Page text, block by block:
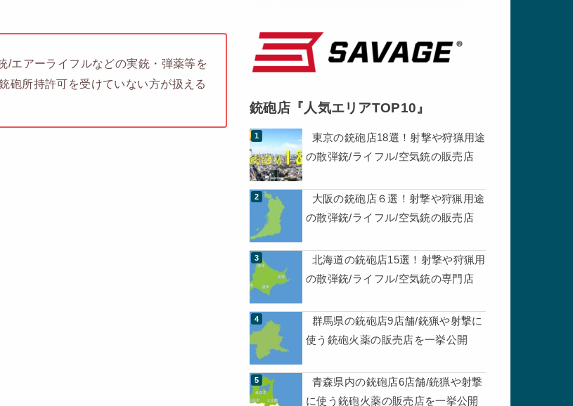
/エアーライフルなどの実銃・弾薬等を
砲所持許可を受けていない方が扱える
銃砲店『人気エリアTOP10』
東京の銃砲店18選！射撃や狩猟用途
の散弾銃/ライフル/空気銃の販売店
大阪の銃砲店６選！射撃や狩猟用途
の散弾銃/ライフル/空気銃の販売店
北海道の銃砲店15選！射撃や狩猟用
の散弾銃/ライフル/空気銃の専門店
群馬県の銃砲店9店舗/銃猟や射撃に
使う銃砲火薬の販売店を一挙公開
青森県内の銃砲店6店舗/銃猟や射撃
に使う銃砲火薬の販売店を一挙公開